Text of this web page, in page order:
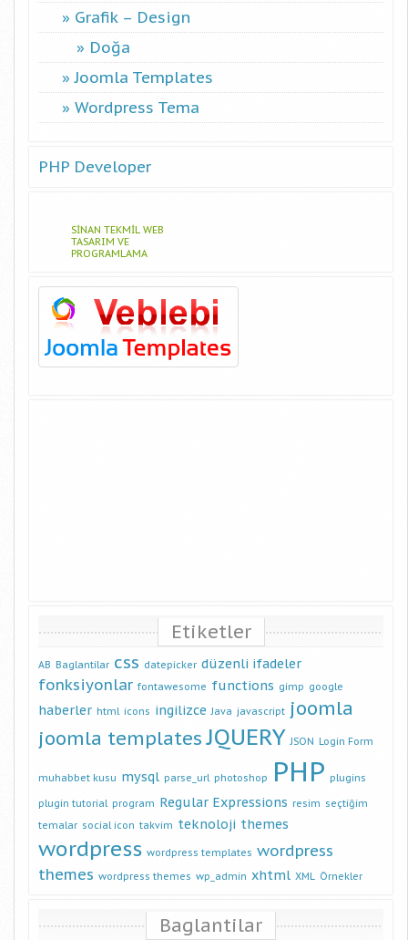
Grafik – Design
Doğa
Joomla Templates
Wordpress Tema
PHP Developer
SINAN TEKMIL WEB
TASARIM VE
PROGRAMLAMA
Etiketler
AB Baglantilar css datepicker düzenli ifadeler
fonksiyonlar fontawesome functions gimp google
haberler html icons ingilizce Java javascript joomla
joomla templates JQUERY JSON Login Form
muhabbet kusu mysql parse_url photoshop PHP plugins
plugin tutorial program Regular Expressions resim seçtiğim
temalar social icon takvim teknoloji themes
wordpress wordpress templates wordpress
themes wordpress themes wp_admin xhtml XML Örnekler
Baglantilar